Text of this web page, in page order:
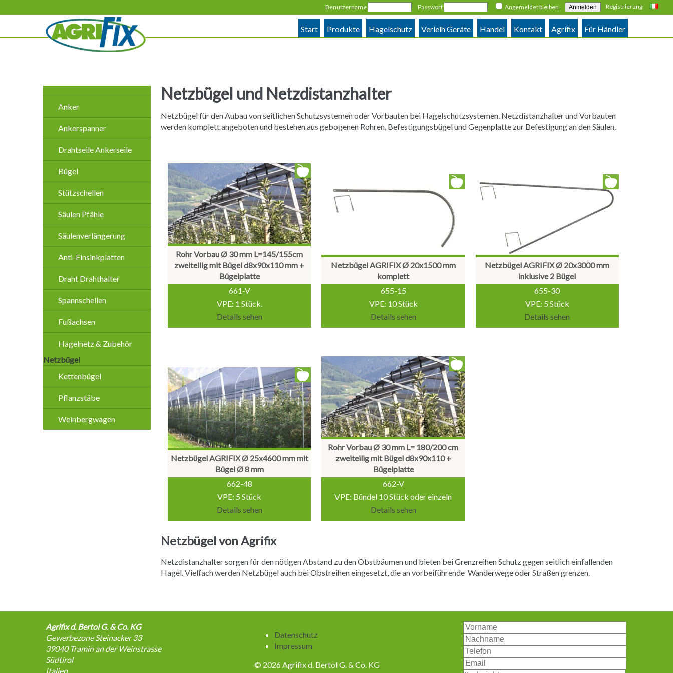
Italiano
Registrierung
Benutzername Passwort Angemeldet bleiben
überspringen
Start Produkte Hagelschutz Verleih Geräte Handel Kontakt Agrifix Für Händler
Netzbügel und Netzdistanzhalter
Netzbügel für den Aubau von seitlichen Schutzsystemen oder Vorbauten bei Hagelschutzsystemen. Netzdistanzhalter und Vorbauten
werden komplett angeboten und bestehen aus gebogenen Rohren, Befestigungsbügel und Gegenplatte zur Befestigung an den Säulen.
Rohr Vorbau Ø 30 mm L=145/155cm
zweiteilig mit Bügel d8x90x110 mm +
Bügelplatte
661-V
VPE: 1 Stück.
Details sehen
Netzbügel AGRIFIX Ø 20x1500 mm
komplett
655-15
VPE: 10 Stück
Details sehen
Netzbügel AGRIFIX Ø 20x3000 mm
inklusive 2 Bügel
655-30
VPE: 5 Stück
Details sehen
Netzbügel AGRIFIX Ø 25x4600 mm mit
Bügel Ø 8 mm
662-48
VPE: 5 Stück
Details sehen
Rohr Vorbau Ø 30 mm L= 180/200 cm
zweiteilig mit Bügel d8x90x110 +
Bügelplatte
662-V
VPE: Bündel 10 Stück oder einzeln
Details sehen
Netzbügel von Agrifix
Netzdistanzhalter sorgen für den nötigen Abstand zu den Obstbäumen und bieten bei Grenzreihen Schutz gegen seitlich einfallenden
Hagel. Vielfach werden Netzbügel auch bei Obstreihen eingesetzt, die an vorbeiführende Wanderwege oder Straßen grenzen.
Navigation
überspringen
Anker
Ankerspanner
Drahtseile Ankerseile
Bügel
Stützschellen
Säulen Pfähle
Säulenverlängerung
Anti-Einsinkplatten
Draht Drahthalter
Spannschellen
Fußachsen
Hagelnetz & Zubehör
Netzbügel
Kettenbügel
Pflanzstäbe
Weinbergwagen
Agrifix d. Bertol G. & Co. KG
Gewerbezone Steinacker 33
39040 Tramin an der Weinstrasse
Südtirol
Italien
überspringen
Datenschutz
Impressum
© 2026 Agrifix d. Bertol G. & Co. KG